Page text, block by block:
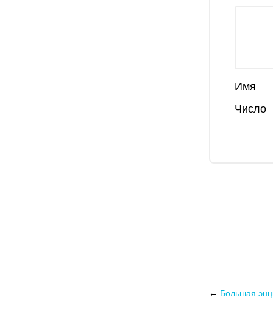
Имя
Число
← Большая